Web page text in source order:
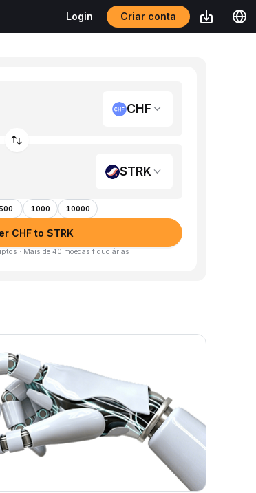
Login Criar conta
CHF
STRK
1000 10000
CHF to STRK
· Mais de 40 moedas fiduciárias